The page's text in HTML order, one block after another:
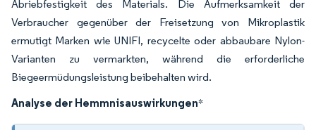
Abriebfestigkeit des Materials. Die Aufmerksamkeit der
Verbraucher gegenüber der Freisetzung von Mikroplastik
ermutigt Marken wie UNIFI, recycelte oder abbaubare Nylon-
Varianten zu vermarkten, während die erforderliche
Biegeermüdungsleistung beibehalten wird.
Analyse der Hemmnisauswirkungen*